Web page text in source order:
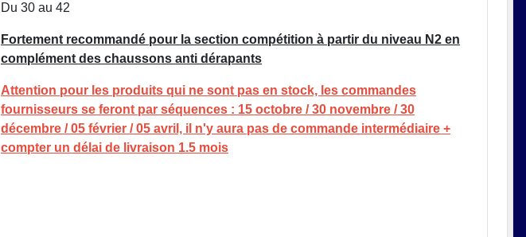
Du 30 au 42
Fortement recommandé pour la section compétition à partir du niveau N2 en
complément des chaussons anti dérapants
Attention pour les produits qui ne sont pas en stock, les commandes
fournisseurs se feront par séquences : 15 octobre / 30 novembre / 30
décembre / 05 février / 05 avril, il n'y aura pas de commande intermédiaire +
compter un délai de livraison 1.5 mois